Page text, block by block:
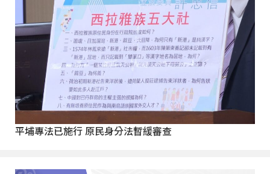
平埔專法已施行 原民身分法暫緩審查